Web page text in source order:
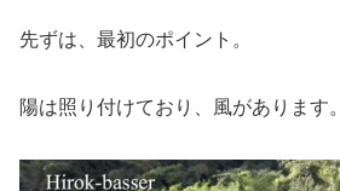
先ずは、最初のポイント。
陽は照り付けており、風があります。